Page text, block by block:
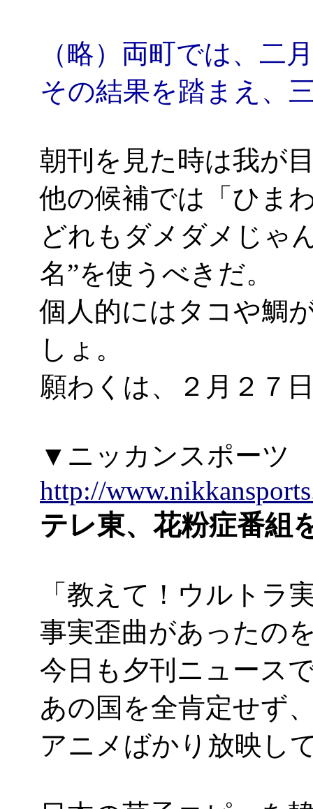
（略）両町では、二
その結果を踏まえ、
朝刊を見た時は我が
他の候補では「ひま
どれもダメダメじゃ
名”を使うべきだ。
個人的にはタコや鯛
しょ。
願わくは、２月２７
▼ニッカンスポー
http://
テレ東、花粉症番組
「教えて！ウルトラ
事実歪曲があったの
今日も夕刊ニュース
あの国を全肯定せず
アニメばかり放映し